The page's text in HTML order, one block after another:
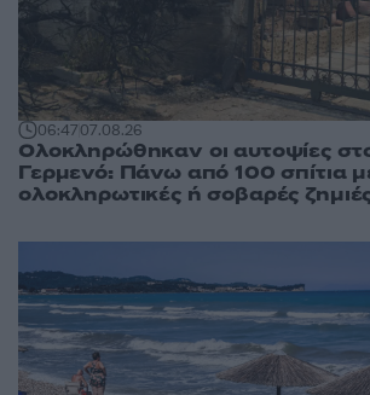
06:4707.08.26
Ολοκληρώθηκαν οι αυτοψίες
Γερμενό: Πάνω από 100 σπίτια
ολοκληρωτικές ή σοβαρές